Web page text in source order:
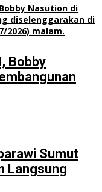
Bobby
Sumut
Langsung